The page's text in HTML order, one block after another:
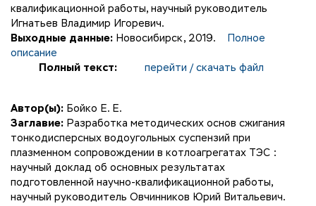
квалификационной работы, научный руководитель
Игнатьев Владимир Игоревич.
Выходные данные: Новосибирск, 2019.
Полное
описание
Полный текст:
перейти / скачать файл
Автор(ы): Бойко Е. Е.
Заглавие: Разработка методических основ сжигания
тонкодисперсных водоугольных суспензий при
плазменном сопровождении в котлоагрегатах ТЭС :
научный доклад об основных результатах
подготовленной научно-квалификационной работы,
научный руководитель Овчинников Юрий Витальевич.